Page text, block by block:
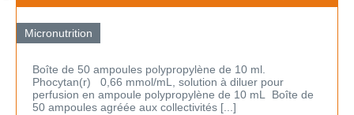
Micronutrition
Boîte de 50 ampoules polypropylène de 10 ml.
Phocytan(r) 0,66 mmol/mL, solution à diluer pour
perfusion en ampoule polypropylène de 10 mL Boîte de
50 ampoules agréée aux collectivités [...]